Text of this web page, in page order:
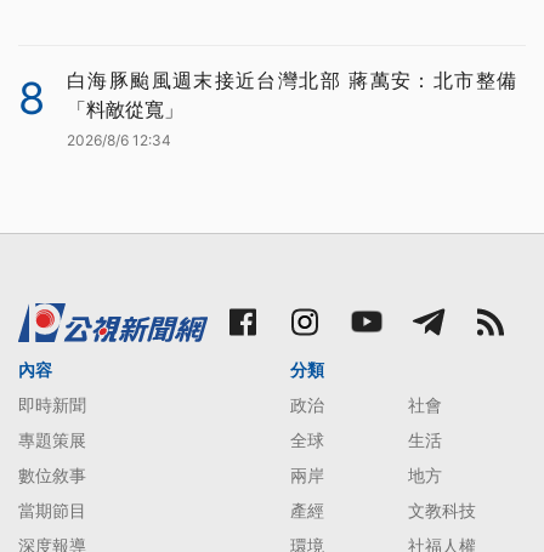
8
白海豚颱風週末接近台灣北部 蔣萬安：北市整備
「料敵從寬」
2026/8/6 12:34
內容
即時新聞
專題策展
數位敘事
當期節目
深度報導
分類
政治
社會
全球
生活
兩岸
地方
產經
文教科技
環境
社福人權